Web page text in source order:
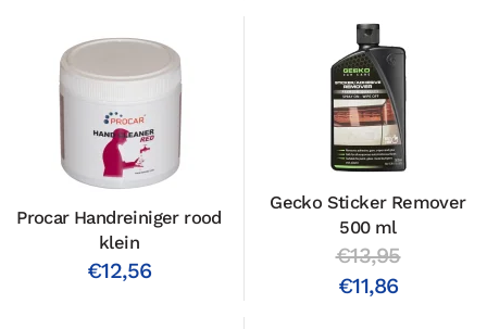
Procar Handreiniger rood
klein
€12,56
Gecko Sticker Remover
500 ml
€13,95
€11,86